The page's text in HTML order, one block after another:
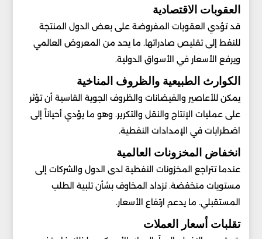
العقوبات الاقتصادية
قد تؤدي العقوبات المفروضة على بعض الدول المنتجة
للنفط إلى تقليص صادراتها. ما يحد من المعروض العالمي
ويرفع الأسعار في الأسواق الدولية.
الكوارث الطبيعية والظروف المناخية
يمكن للأعاصير والفيضانات والظروف الجوية القاسية أن تؤثر
على عمليات الإنتاج والنقل والتكرير. وهو ما يؤدي أحياناً إلى
اضطرابات في الإمدادات النفطية.
انخفاض المخزونات العالمية
عندما تتراجع المخزونات النفطية لدى الدول والشركات إلى
مستويات منخفضة. تزداد المخاوف بشأن تلبية الطلب
المستقبلي. ما يدعم ارتفاع الأسعار.
تقلبات أسعار العملات